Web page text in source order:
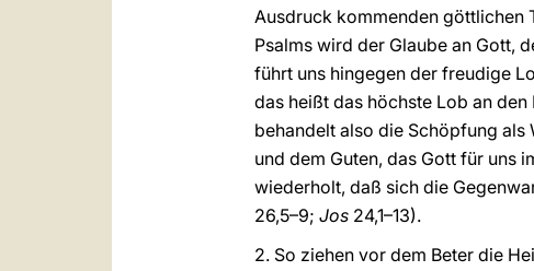
Ausdruck kommenden göttlichen
Psalms wird der Glaube an Gott,
führt uns hingegen der freudige
das heißt das höchste Lob an
behandelt also die Schöpfung als
und dem Guten, das Gott für uns
wiederholt, daß sich die
26,5–9; Jos 24,1–13).
2. So ziehen vor dem Beter die